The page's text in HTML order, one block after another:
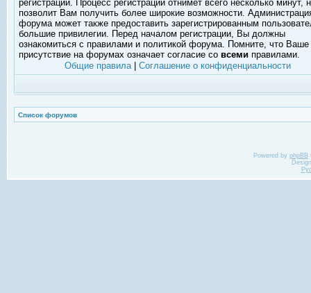
регистрации. Процесс регистрации отнимет всего несколько минут,
позволит Вам получить более широкие возможности.
форума может также предоставить зарегистрированным
большие привилегии. Перед началом регистрации, Вы должны
ознакомиться с правилами и политикой форума. Помните, что Ваше
присутствие на форумах означает согласие со всеми правилами.
Общие правила| Соглашение о конфиденциальности
Список форумов
Powered by phpBB